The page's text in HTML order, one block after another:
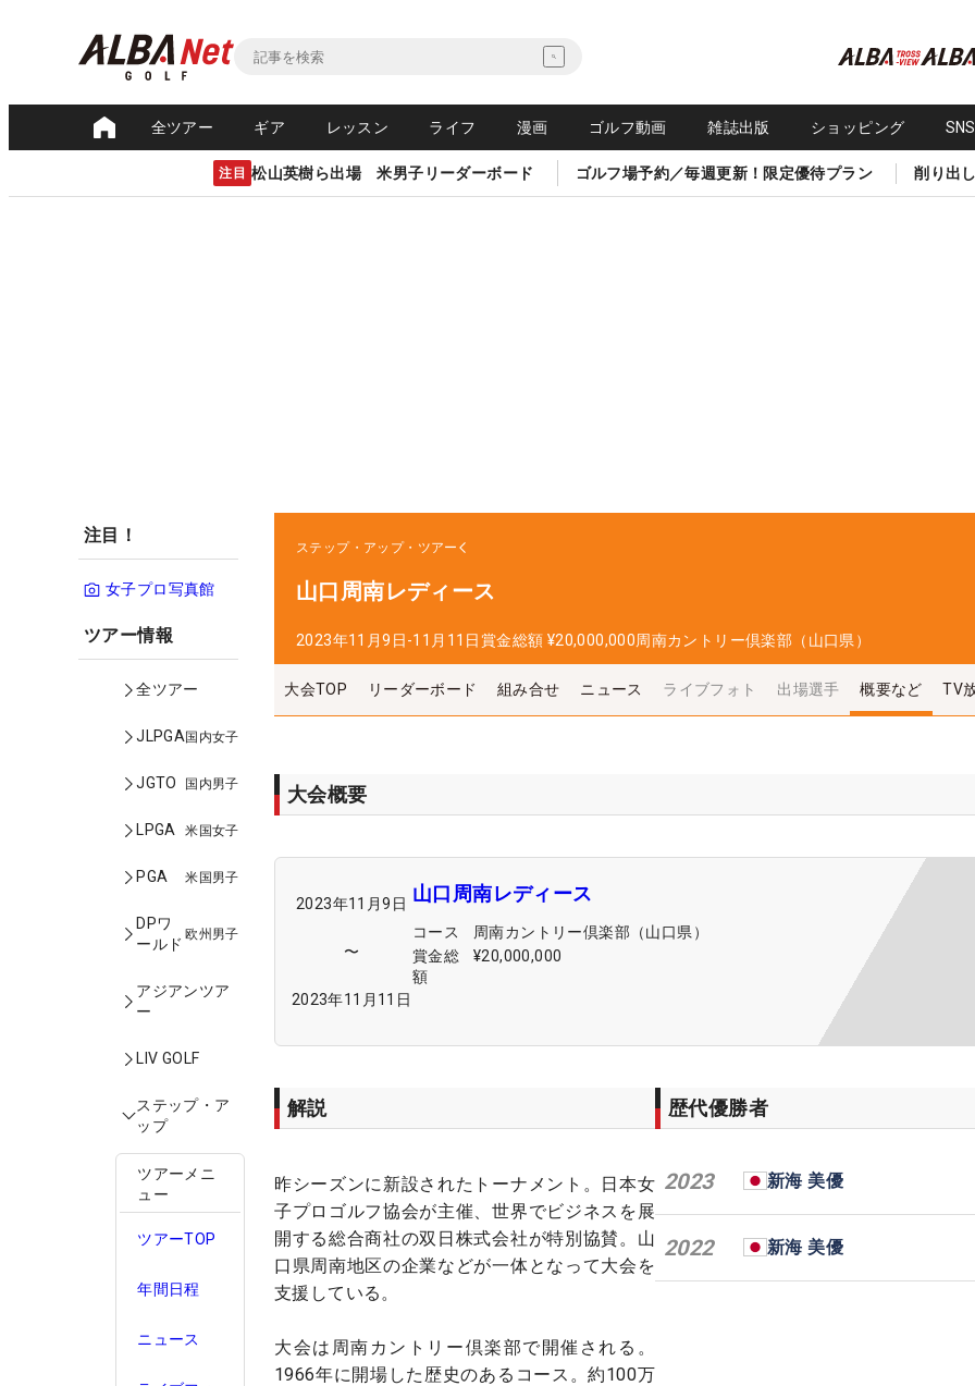
全ツアー ギア レッスン ライフ 漫画 ゴルフ動画 雑誌出版 ショッピング
注目 松山英樹ら出場 米男子リーダーボード ゴルフ場予約／毎週更新！限定優待プラン 削り出
注目！
女子プロ写真館
ツアー情報
全ツアー
JLPGA国内女子
JGTO 国内男子
LPGA 米国女子
PGA 米国男子
DPワ
ールド
欧州男子
アジアンツア
ー
LIV GOLF
ステップ・ア
ップ
ツアーメニ
ュー
ツアーTOP
年間日程
ニュース
ステップ・アップ・ツアー
山口周南レディース
2023年11月9日-11月11日賞金総額 ¥20,000,000周南カントリー倶楽部（山口県）
大会TOP リーダーボード 組み合せ ニュース ライブフォト 出場選手 概要など TV
大会概要
2023年11月9日
〜
2023年11月11日
山口周南レディース
コース
周南カントリー倶楽部（山口県）
賞金総
額
¥20,000,000
解説
昨シーズンに新設されたトーナメント。日本女
子プロゴルフ協会が主催、世界でビジネスを展
開する総合商社の双日株式会社が特別協賛。山
口県周南地区の企業などが一体となって大会を
支援している。
大会は周南カントリー倶楽部で開催される。
1966年に開場した歴史のあるコース。約100万
歴代優勝者
2023 新海 美優
2022 新海 美優